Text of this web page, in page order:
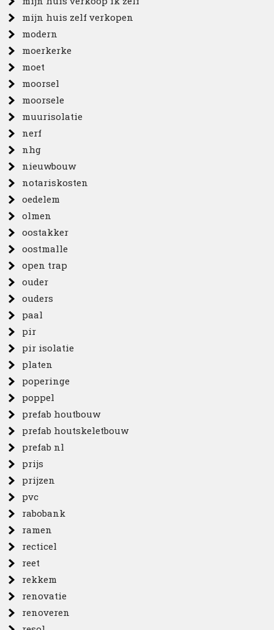
mijn huis zelf verkopen
modern
moerkerke
moet
moorsel
moorsele
muurisolatie
nerf
nhg
nieuwbouw
notariskosten
oedelem
olmen
oostakker
oostmalle
open trap
ouder
ouders
paal
pir
pir isolatie
platen
poperinge
poppel
prefab houtbouw
prefab houtskeletbouw
prefab nl
prijs
prijzen
pvc
rabobank
ramen
recticel
reet
rekkem
renovatie
renoveren